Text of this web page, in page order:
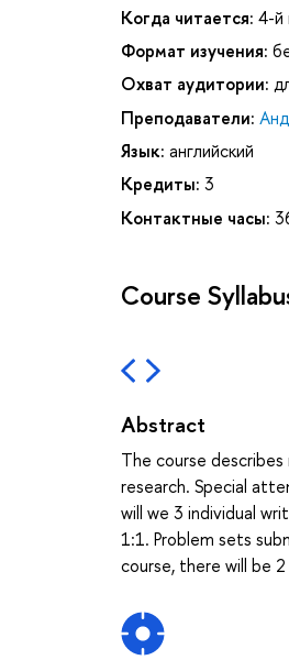
Когда читается: 4-й
Формат изучения:
Охват аудитории:
Преподаватели:
Язык: английский
Кредиты: 3
Контактные часы:
Course
Abstract
The course
research. Special
will we 3 individual
1:1. Problem sets
course, there will be